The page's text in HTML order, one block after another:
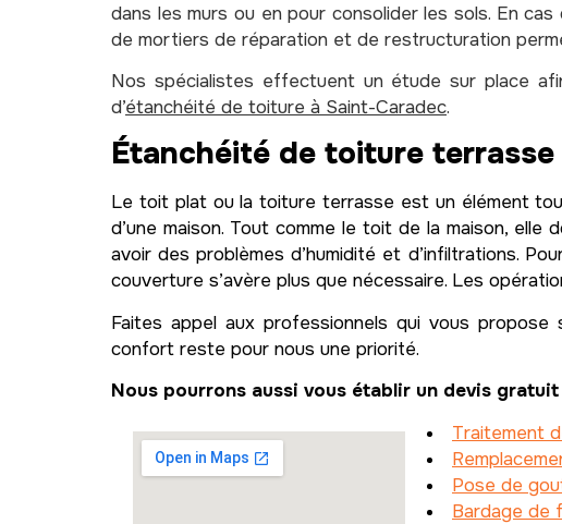
dans les murs ou en pour consolider les sols. En
de mortiers de réparation et de restructuration
Nos spécialistes effectuent un étude sur place
d’étanchéité de toiture à Saint-Caradec.
Étanchéité de toiture terrasse
Le toit plat ou la toiture terrasse est un élément
d’une maison. Tout comme le toit de la maison,
avoir des problèmes d’humidité et d’infiltrations.
couverture s’avère plus que nécessaire. Les
Faites appel aux professionnels qui vous
confort reste pour nous une priorité.
Nous pourrons aussi vous établir un devis
Traitement
Pose de
Bardage de